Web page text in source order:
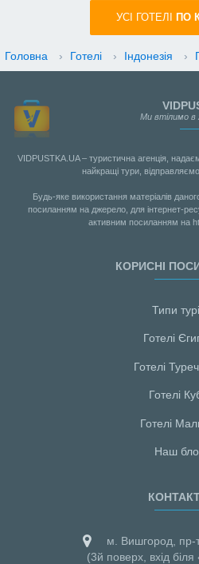
УСI ГОТЕЛІ ПО
Головна › Готелі › Індонезія ›
Ми втілимо в
VIDPUSTKA.UA – туристична агенція,
найкращі тури, відправляємо
Будь-яке використання матеріалів
посиланням на джерело, для інтернет-
активним посиланням на
КОРИСНІ
Типи
Готелі
Готелі
Готелі
Готелі
Наш
м. Вишгород, пр-
(3й поверх, вхід